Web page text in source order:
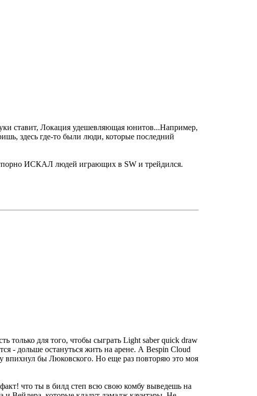
ставит, Локация удешевляющая юнитов...Например,
здесь где-то были люди, которые последний
упорно ИСКАЛ людей играющих в SW и трейдился.
только для того, чтобы сыграть Light saber quick draw
- дольше остануться жить на арене. А Bespin Cloud
впихнул бы Люковского. Но еще раз повторяю это моя
что ты в билд степ всю свою комбу выведешь на